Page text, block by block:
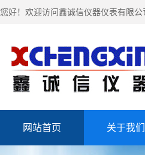
您好！欢迎访问鑫诚信仪器仪表有限公
网站首页 关于我们